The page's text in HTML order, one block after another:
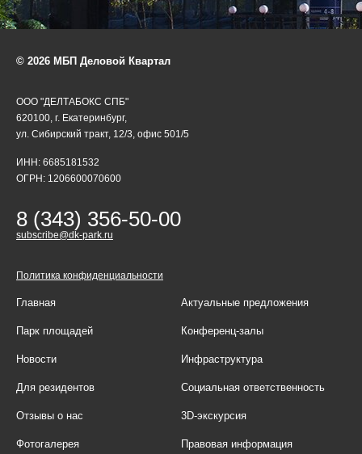
© 2026 МБП Деловой Квартал
ООО "ДЕЛТАБОКС СПБ"
620100, г. Екатеринбург,
ул. Сибирский тракт, 12/3, офис 501/5
ИНН: 6685181532
ОГРН: 1206600070600
8 (343) 356-50-00
subscribe@dk-park.ru
Политика конфиденциальности
Главная Актуальные предложения
Парк площадей Конференц-залы
Новости Инфраструктура
Для резидентов Социальная ответственность
Отзывы о нас 3D-экскурсия
Фотогалерея Правовая информация